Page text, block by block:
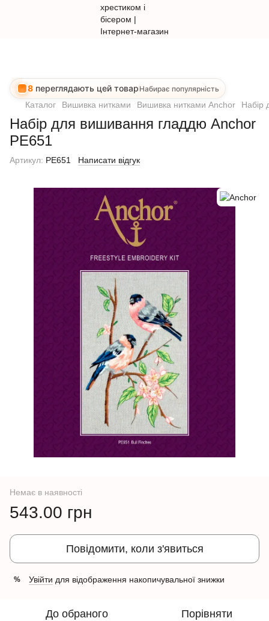
8 переглядають цей товар Набирає популярність
Каталог Вишивка нитками Вишивка нитками Anchor Набір
Набір для вишивання гладдю Anchor
PE651
Артикул: PE651 Написати відгук
Немає в наявності
543.00 грн
Повідомити, коли з'явиться
% Увійти для відображення накопичувальної знижки
До обраного Порівняти